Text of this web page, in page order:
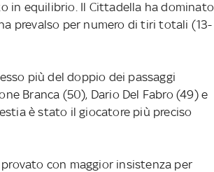
in equilibrio. Il Cittadella ha dominato
prevalso per numero di tiri totali (13-
più del doppio dei passaggi
Branca (50), Dario Del Fabro (49) e
è stato il giocatore più preciso
con maggior insistenza per